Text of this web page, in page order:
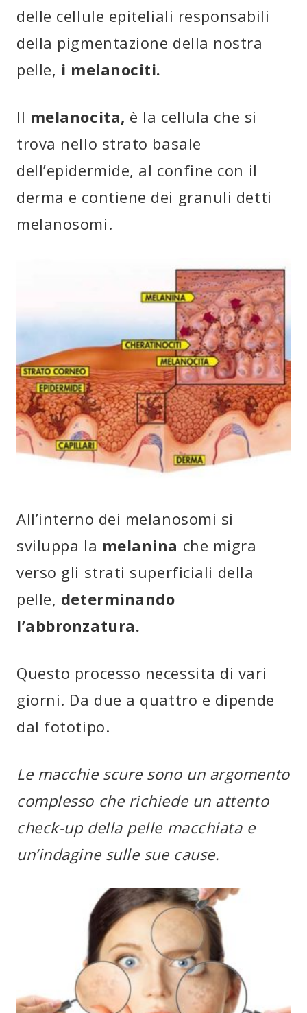
delle cellule epiteliali responsabili
della pigmentazione della nostra
pelle, i melanociti.
Il melanocita, è la cellula che si
trova nello strato basale
dell’epidermide, al confine con il
derma e contiene dei granuli detti
melanosomi.
All’interno dei melanosomi si
sviluppa la melanina che migra
verso gli strati superficiali della
pelle, determinando
l’abbronzatura.
Questo processo necessita di vari
giorni. Da due a quattro e dipende
dal fototipo.
Le macchie scure sono un argomento
complesso che richiede un attento
check-up della pelle macchiata e
un’indagine sulle sue cause.